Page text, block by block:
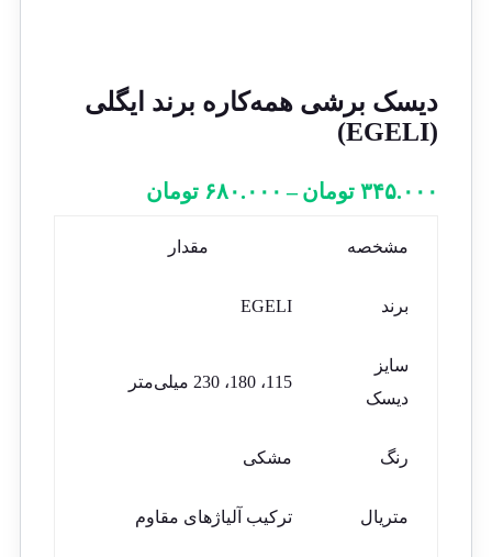
دیسک برشی همه‌کاره برند ایگلی
(EGELI)
۳۴۵.۰۰۰ تومان – ۶۸۰.۰۰۰ تومان
مشخصه مقدار
برند EGELI
سایز
دیسک
115، 180، 230 میلی‌متر
رنگ مشکی
متریال ترکیب آلیاژهای مقاوم